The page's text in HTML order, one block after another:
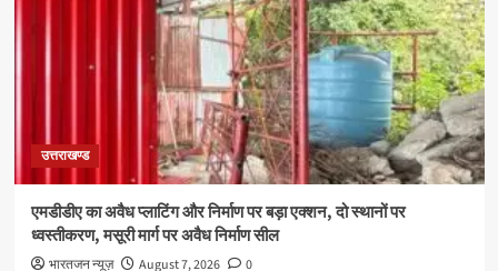
उत्तराखण्ड
एमडीडीए का अवैध प्लाटिंग और निर्माण पर बड़ा एक्शन, दो स्थानों पर
ध्वस्तीकरण, मसूरी मार्ग पर अवैध निर्माण सील
भारतजन न्यूज़ August 7, 2026 0